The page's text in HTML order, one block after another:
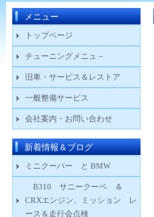
メニュー
トップページ
チューニングメニュ－
旧車・サービス＆レストア
一般整備サービス
会社案内・お問い合わせ
新着情報＆ブログ
ミニクーパー と BMW
B310 サニークーペ ＆
CRXエンジン、ミッション レ
ース＆走行会点検